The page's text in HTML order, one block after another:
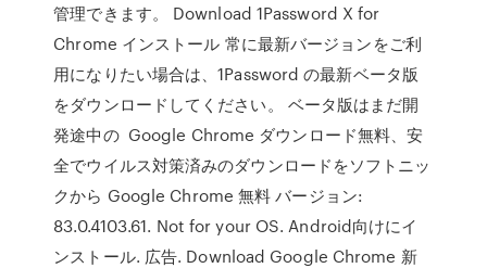
管理できます。 Download 1Password X for
Chrome インストール 常に最新バージョンをご利
用になりたい場合は、1Password の最新ベータ版
をダウンロードしてください。 ベータ版はまだ開
発途中の Google Chrome ダウンロード無料、安
全でウイルス対策済みのダウンロードをソフトニッ
クから Google Chrome 無料 バージョン:
83.0.4103.61. Not for your OS. Android向けにイ
ンストール. 広告. Download Google Chrome 新